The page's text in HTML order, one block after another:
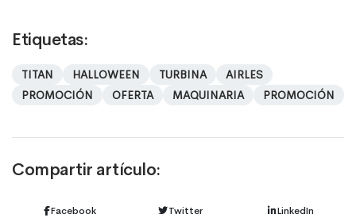
Etiquetas:
TITAN HALLOWEEN TURBINA
AIRLES
PROMOCIÓN
OFERTA MAQUINARIA PROMOCIÓN
Compartir artículo:
Facebook Twitter LinkedIn